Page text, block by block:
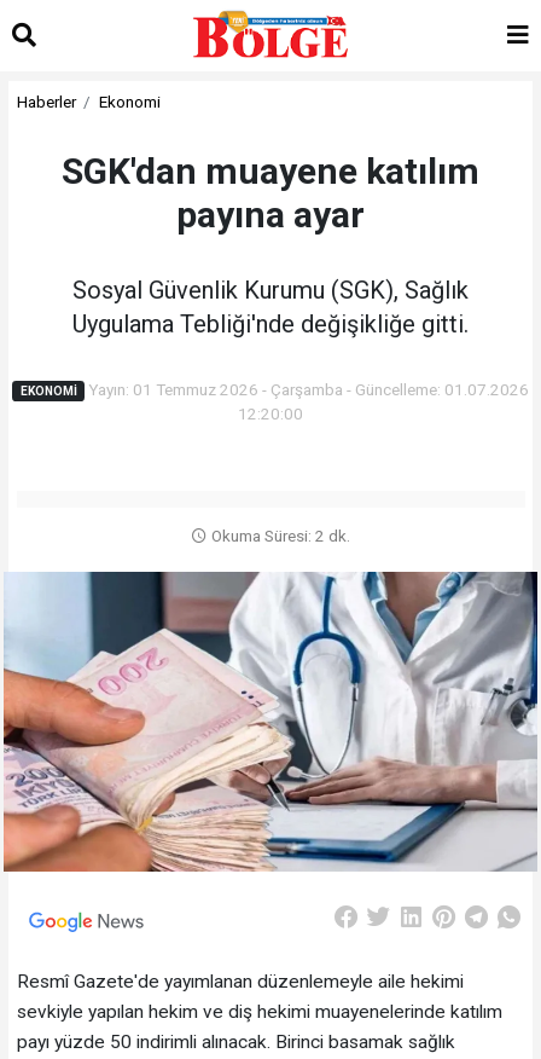
Haberler Ekonomi
SGK'dan muayene katılım
payına ayar
Sosyal Güvenlik Kurumu (SGK), Sağlık
Uygulama Tebliği'nde değişikliğe gitti.
EKONOMI
Yayın: 01 Temmuz 2026 - Çarşamba - Güncelleme: 01.07.2026
12:20:00
Okuma Süresi: 2 dk.
Resmî Gazete'de yayımlanan düzenlemeyle aile hekimi
sevkiyle yapılan hekim ve diş hekimi muayenelerinde katılım
payı yüzde 50 indirimli alınacak. Birinci basamak sağlık